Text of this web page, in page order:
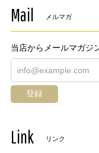
Mail メルマガ
当店からメールマガジ
登録
Link リンク